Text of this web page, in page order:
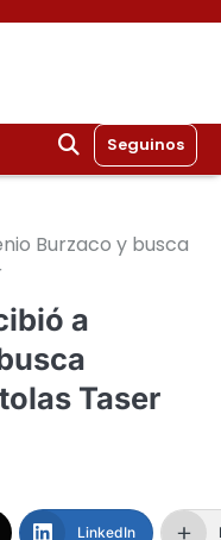
Seguinos
Burzaco y busca
a
Taser
LinkedIn